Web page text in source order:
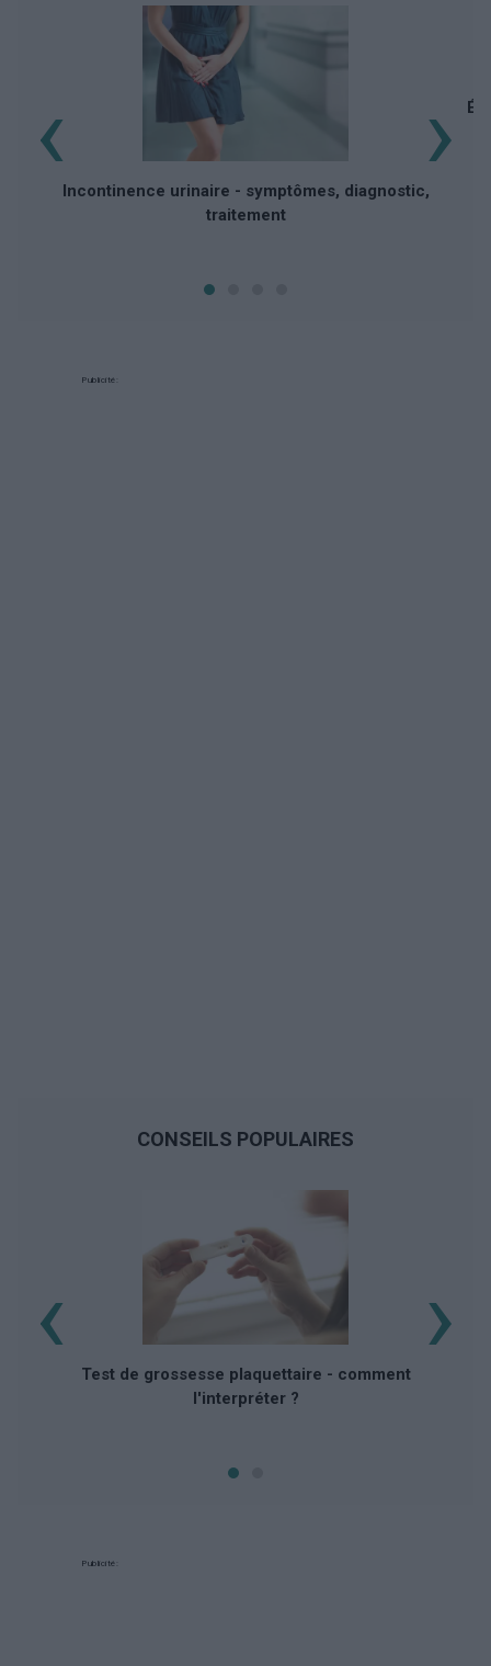
Incontinence urinaire - symptômes, diagnostic,
traitement
‹ ›
Publicité:
CONSEILS POPULAIRES
Test de grossesse plaquettaire - comment
l'interpréter ?
‹ ›
Publicité: